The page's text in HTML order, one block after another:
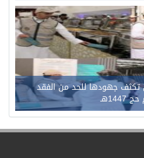
تكثف جهودها للحد من الفقد